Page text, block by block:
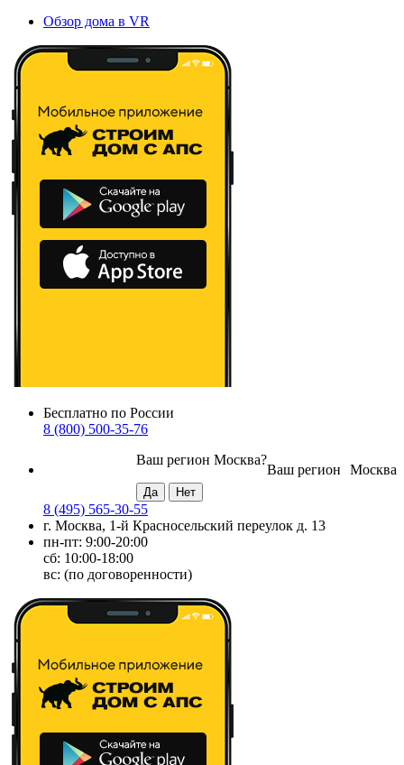
Обзор дома в VR
Бесплатно по России
8 (800) 500-35-76
Москва
Ваш регион
Ваш регион Москва?
8 (495) 565-30-55
г. Москва, 1-й Красносельский переулок д. 13
пн-пт: 9:00-20:00
сб: 10:00-18:00
вс: (по договоренности)